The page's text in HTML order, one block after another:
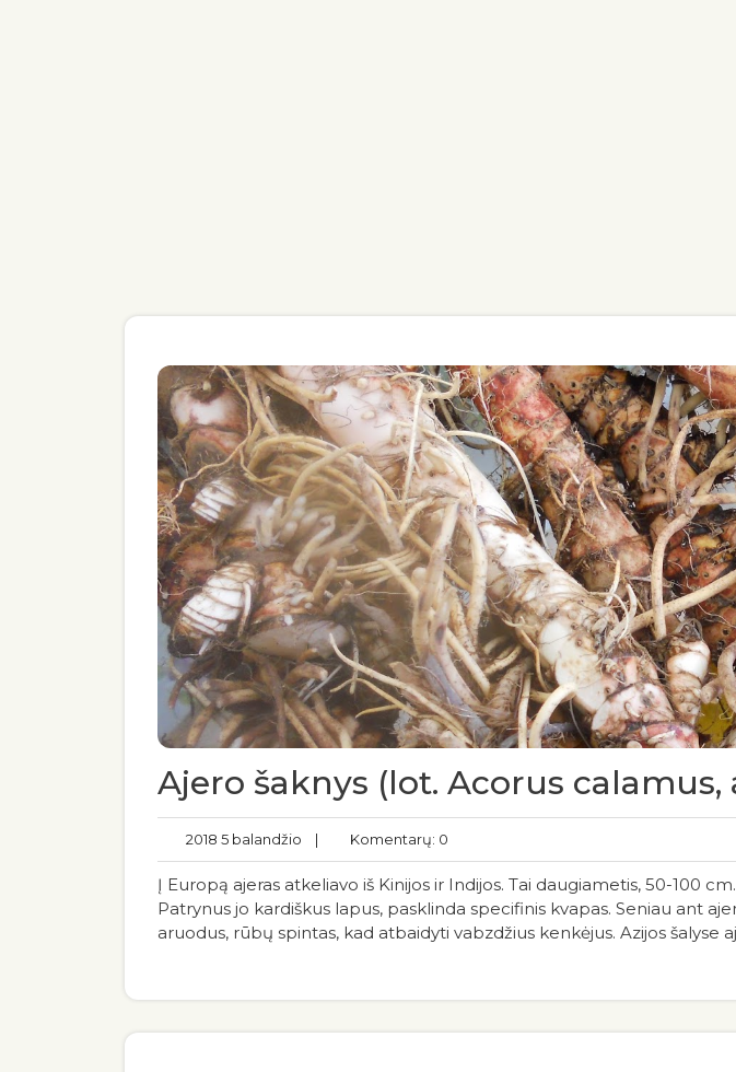
Ajero šaknys (lot. Acorus
2018 5 balandžio | Komentarų: 0
Į Europą ajeras atkeliavo iš Kinijos ir Indijos. Tai daugiametis, 50-100
Patrynus jo kardiškus lapus, pasklinda specifinis kvapas. Seniau ant
aruodus, rūbų spintas, kad atbaidyti vabzdžius kenkėjus. Azijos